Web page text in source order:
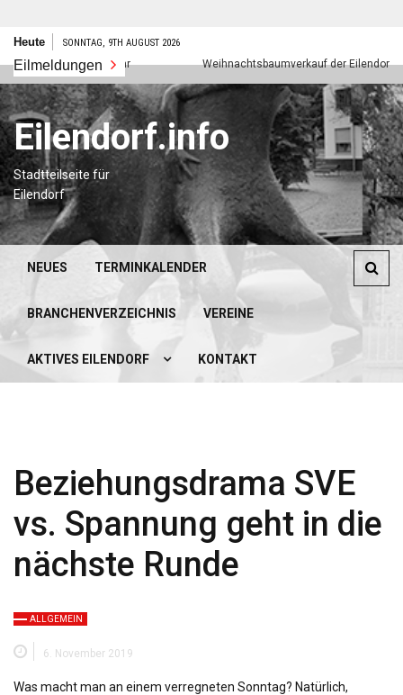
Zum
springen
Heute SONNTAG, 9TH AUGUST 2026
Eilmeldungen
Frohes neues Jahr Weihnachtsbaumverkauf der Eilendorfer
Eilendorf.info
Stadtteilseite für
Eilendorf
NEUES TERMINKALENDER
BRANCHENVERZEICHNIS VEREINE
AKTIVES EILENDORF KONTAKT
Beziehungsdrama SVE
vs. Spannung geht in die
nächste Runde
ALLGEMEIN
6. November 2019
Was macht man an einem verregneten Sonntag? Natürlich,